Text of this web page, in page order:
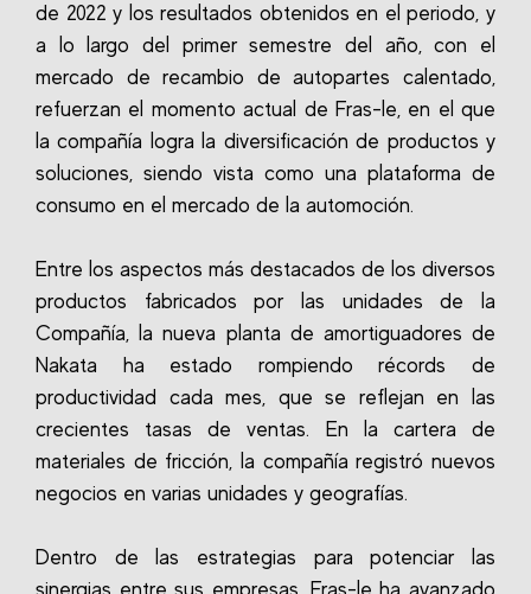
de 2022 y los resultados obtenidos en el periodo, y
a lo largo del primer semestre del año, con el
mercado de recambio de autopartes calentado,
refuerzan el momento actual de Fras-le, en el que
la compañía logra la diversificación de productos y
soluciones, siendo vista como una plataforma de
consumo en el mercado de la automoción.
Entre los aspectos más destacados de los diversos
productos fabricados por las unidades de la
Compañía, la nueva planta de amortiguadores de
Nakata ha estado rompiendo récords de
productividad cada mes, que se reflejan en las
crecientes tasas de ventas. En la cartera de
materiales de fricción, la compañía registró nuevos
negocios en varias unidades y geografías.
Dentro de las estrategias para potenciar las
sinergias entre sus empresas, Fras-le ha avanzado